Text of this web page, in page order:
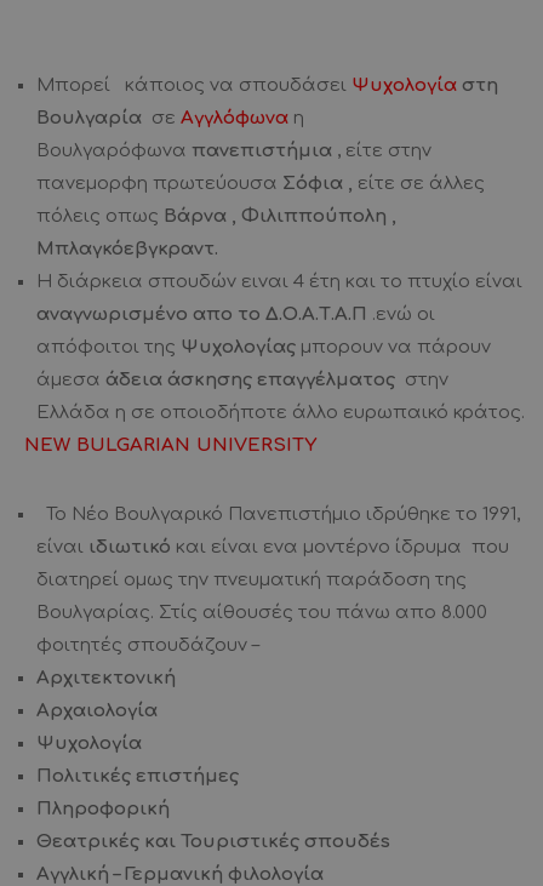
Μπορεί κάποιος να σπουδάσει Ψυχολογία στη
Βουλγαρία σε Αγγλόφωνα η
Βουλγαρόφωνα πανεπιστήμια , είτε στην
πανεμορφη πρωτεύουσα Σόφια , είτε σε άλλες
πόλεις οπως Βάρνα , Φιλιππούπολη ,
Μπλαγκόεβγκραντ.
Η διάρκεια σπουδών ειναι 4 έτη και το πτυχίο είναι
αναγνωρισμένο απο το Δ.Ο.Α.Τ.Α.Π .ενώ οι
απόφοιτοι της Ψυχολογίας μπορουν να πάρουν
άμεσα άδεια άσκησης επαγγέλματος στην
Ελλάδα η σε οποιοδήποτε άλλο ευρωπαικό κράτος.
NEW BULGARIAN UNIVERSITY
Το Νέο Βουλγαρικό Πανεπιστήμιο ιδρύθηκε το 1991,
είναι ιδιωτικό και είναι ενα μοντέρνο ίδρυμα που
διατηρεί ομως την πνευματική παράδοση της
Βουλγαρίας. Στίς αίθουσές του πάνω απο 8.000
φοιτητές σπουδάζουν –
Αρχιτεκτονική
Αρχαιολογία
Ψυχολογία
Πολιτικές επιστήμες
Πληροφορική
Θεατρικές και Τουριστικές σπουδέs
Αγγλική – Γερμανική φιλολογία